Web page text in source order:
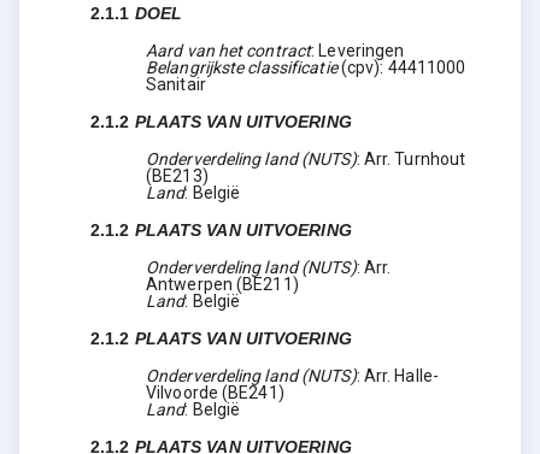
2.1.1 DOEL
Aard van het contract:Leveringen
Belangrijkste classificatie (cpv): 44411000
Sanitair
2.1.2 PLAATS VAN UITVOERING
Onderverdeling land (NUTS): Arr. Turnhout
(BE213)
Land: België
2.1.2 PLAATS VAN UITVOERING
Onderverdeling land (NUTS): Arr.
Antwerpen (BE211)
Land: België
2.1.2 PLAATS VAN UITVOERING
Onderverdeling land (NUTS): Arr. Halle-
Vilvoorde (BE241)
Land: België
2.1.2 PLAATS VAN UITVOERING